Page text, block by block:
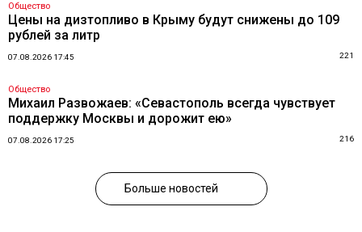
Общество
Цены на дизтопливо в Крыму будут снижены до 109
рублей за литр
07.08.2026 17:45 221
Общество
Михаил Развожаев: «Севастополь всегда чувствует
поддержку Москвы и дорожит ею»
07.08.2026 17:25 216
Больше новостей